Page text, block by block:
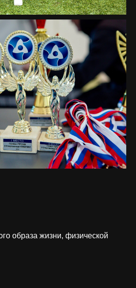
образа жизни, физической